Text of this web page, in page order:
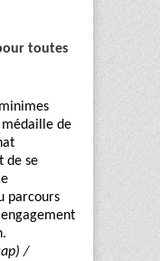
toutes
de
de se
parcours
/